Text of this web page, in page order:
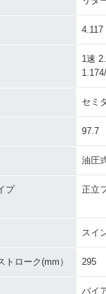
4.117
1速
セミ
97.7
油圧
プ 正立
スイ
トローク(mm） 295
バイ